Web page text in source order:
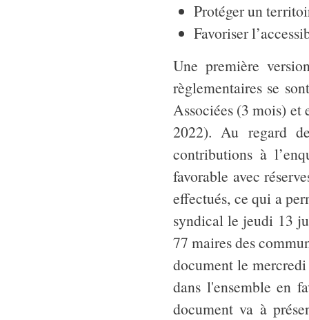
Protéger un
Favoriser
Une première
règlementaires se
Associées (3 mois) et
2022). Au regard
contributions à
favorable avec
effectués, ce qui a
syndical le jeudi 13
77 maires des
document le
dans l'ensemble en
document va à